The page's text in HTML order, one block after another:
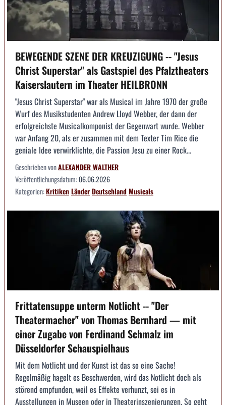
BEWEGENDE SZENE DER KREUZIGUNG -- "Jesus
Christ Superstar" als Gastspiel des Pfalztheaters
Kaiserslautern im Theater HEILBRONN
"Jesus Christ Superstar" war als Musical im Jahre 1970 der große
Wurf des Musikstudenten Andrew Lloyd Webber, der dann der
erfolgreichste Musicalkomponist der Gegenwart wurde. Webber
war Anfang 20, als er zusammen mit dem Texter Tim Rice die
geniale Idee verwirklichte, die Passion Jesu zu einer Rock...
Geschrieben vonALEXANDER WALTHER
Veröffentlichungsdatum:06.06.2026
Kategorien:KritikenLänderDeutschlandMusicals
Frittatensuppe unterm Notlicht -- "Der
Theatermacher" von Thomas Bernhard — mit
einer Zugabe von Ferdinand Schmalz im
Düsseldorfer Schauspielhaus
Mit dem Notlicht und der Kunst ist das so eine Sache!
Regelmäßig hagelt es Beschwerden, wird das Notlicht doch als
störend empfunden, weil es Effekte verhunzt, sei es in
Ausstellungen in Museen oder in Theaterinszenierungen. So geht